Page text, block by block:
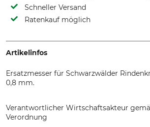
Schneller Versand
Ratenkauf möglich
Artikelinfos
Ersatzmesser für Schwarzwälder
0,8 mm.
Verantwortlicher Wirtschaftsakteur
Verordnung